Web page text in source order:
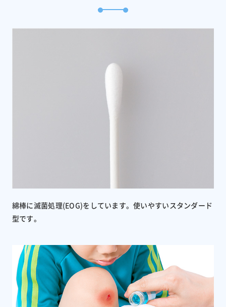
綿棒に滅菌処理(EOG)をしています。使いやすいスタンダード
型です。